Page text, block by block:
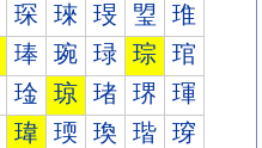
琛 琜 琝 琞 琟
琫 琬 琭 琮 琯
琻 琼 琽 琾 琿
瑋 瑌 瑍 瑎 瑏